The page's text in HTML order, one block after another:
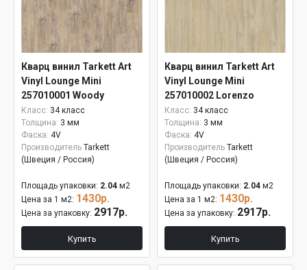
Кварц винил Tarkett Art
Vinyl Lounge Mini
257010001 Woody
Класс: 34 класс
Толщина: 3 мм
Фаска: 4V
Производитель Tarkett
(Швеция / Россия)
Площадь упаковки: 2.04 м2
Цена за 1 м2: 1430р.
Цена за упаковку: 2917р.
Купить
Кварц винил Tarkett Art
Vinyl Lounge Mini
257010002 Lorenzo
Класс: 34 класс
Толщина: 3 мм
Фаска: 4V
Производитель Tarkett
(Швеция / Россия)
Площадь упаковки: 2.04 м2
Цена за 1 м2: 1430р.
Цена за упаковку: 2917р.
Купить